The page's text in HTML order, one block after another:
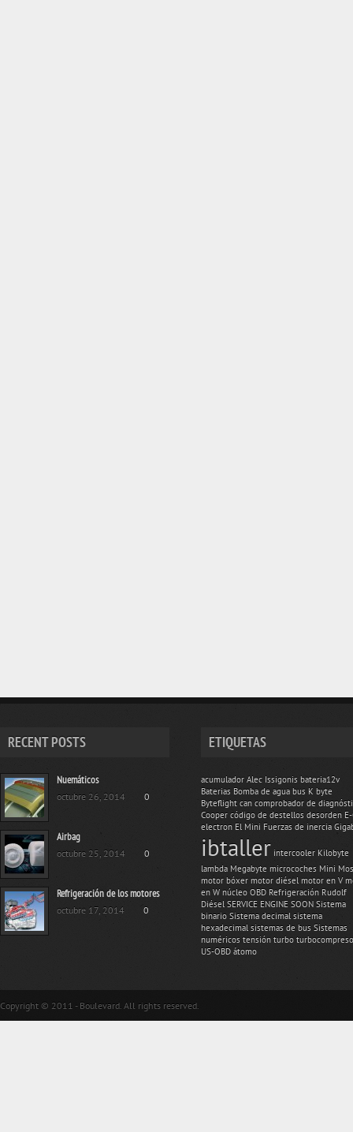
RECENT POSTS
Nuemáticos
octubre 26, 2014 0
Airbag
octubre 25, 2014 0
Refrigeración de los motores
octubre 17, 2014 0
ETIQUETAS
acumulador Alec Issigonis bateria12v
Baterias Bomba de agua bus K byte
Byteflight can comprobador de
Cooper código de destellos desorden
electron El Mini Fuerzas de inercia
ibtaller intercooler Kilobyte
lambda Megabyte microcoches Mini
motor bóxer motor diésel motor en V
en W núcleo OBD Refrigeración Rudolf
Diésel SERVICE ENGINE SOON Sistema
binario Sistema decimal sistema
hexadecimal sistemas de bus Sistemas
numéricos tensión turbo
US-OBD átomo
Copyright © 2011 - Boulevard. All rights reserved.